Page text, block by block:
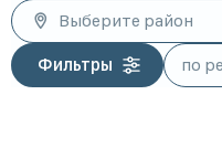
Выберите район
Фильтры